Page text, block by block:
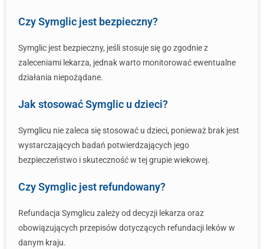
Czy Symglic jest bezpieczny?
Symglic jest bezpieczny, jeśli stosuje się go zgodnie z
zaleceniami lekarza, jednak warto monitorować ewentualne
działania niepożądane.
Jak stosować Symglic u dzieci?
Symglicu nie zaleca się stosować u dzieci, ponieważ brak jest
wystarczających badań potwierdzających jego
bezpieczeństwo i skuteczność w tej grupie wiekowej.
Czy Symglic jest refundowany?
Refundacja Symglicu zależy od decyzji lekarza oraz
obowiązujących przepisów dotyczących refundacji leków w
danym kraju.